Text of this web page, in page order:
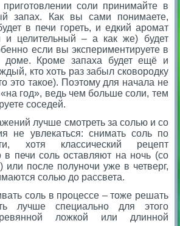
соли принимайте в
запах. Как вы сами понимаете,
в печи гореть, и едкий аромат
и целительный – а как же) будет
если вы экспериментируете в
доме. Кроме запаха будет ещё и
кто хоть раз забыл сковородку
это такое). Поэтому для начала не
год», ведь чем больше соли, тем
соседей.
лучше смотреть за солью и со
не увлекаться: снимать соль по
хотя классический рецепт
в печи соль оставляют на ночь (со
или после полуночи уже в четверг,
солью до рассвета.
соль в процессе – тоже решать
лучше специально для этого
ложкой или длинной